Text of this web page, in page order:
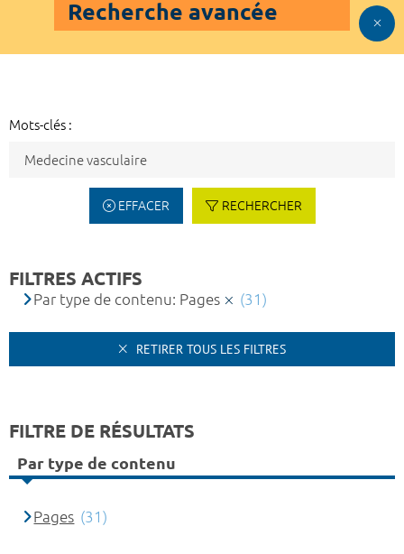
Recherche avancée
Mots-clés :
EFFACER RECHERCHER
FILTRES ACTIFS
Par type de contenu: Pages (31)
RETIRER TOUS LES FILTRES
FILTRE DE RÉSULTATS
Par type de contenu
Pages (31)